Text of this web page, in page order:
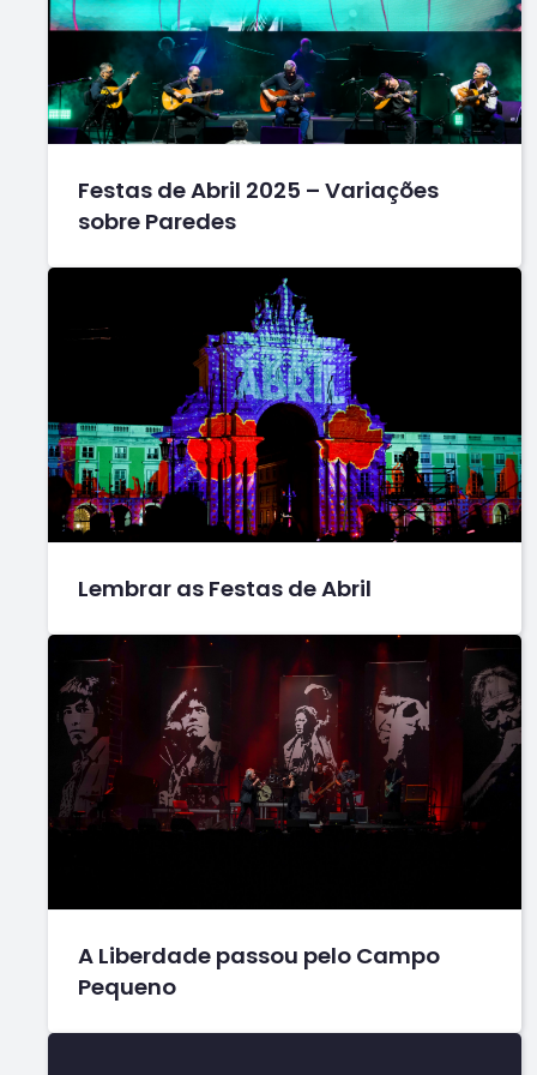
Festas de Abril 2025 – Variações
sobre Paredes
Lembrar as Festas de Abril
A Liberdade passou pelo Campo
Pequeno